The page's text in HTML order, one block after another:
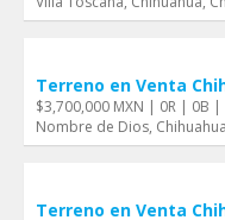
Terreno en Venta
$3,700,000 MXN | 0R | 0B
Nombre de Dios,
Terreno en Venta